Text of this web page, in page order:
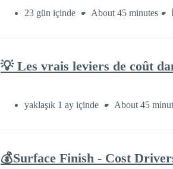
23 gün içinde About 45 minutes
💡 Les vrais leviers de coût
yaklaşık 1 ay içinde About 45
💰Surface Finish - Cost